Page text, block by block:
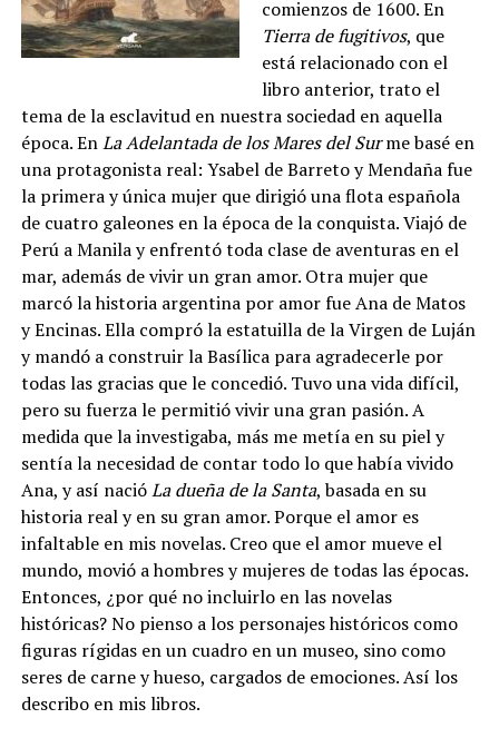
comienzos de 1600. En
Tierra de fugitivos, que
está relacionado con el
libro anterior, trato el
tema de la esclavitud en nuestra sociedad en aquella
época. EnLa Adelantada de los Mares del Surme basé en
una protagonista real: Ysabel de Barreto y Mendaña fue
la primera y única mujer que dirigió una flota española
de cuatro galeones en la época de la conquista. Viajó de
Perú a Manila y enfrentó toda clase de aventuras en el
mar, además de vivir un gran amor. Otra mujer que
marcó la historia argentina por amor fue Ana de Matos
y Encinas. Ella compró la estatuilla de la Virgen de Luján
y mandó a construir la Basílica para agradecerle por
todas las gracias que le concedió. Tuvo una vida difícil,
pero su fuerza le permitió vivir una gran pasión. A
medida que la investigaba, más me metía en su piel y
sentía la necesidad de contar todo lo que había vivido
Ana, y así nacióLa dueña de la Santa, basada en su
historia real y en su gran amor. Porque el amor es
infaltable en mis novelas. Creo que el amor mueve el
mundo, movió a hombres y mujeres de todas las épocas.
Entonces, ¿por qué no incluirlo en las novelas
históricas? No pienso a los personajes históricos como
figuras rígidas en un cuadro en un museo, sino como
seres de carne y hueso, cargados de emociones. Así los
describo en mis libros.